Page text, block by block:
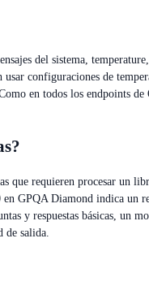
del sistema,
configuraciones de
en todos los endpoints
requieren procesar un
GPQA Diamond indica
y respuestas básicas, un
de salida.